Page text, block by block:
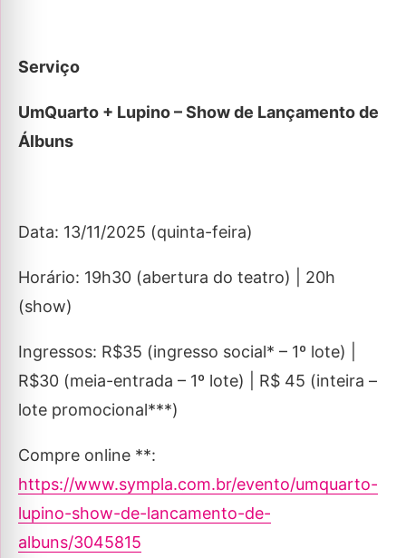
Serviço
UmQuarto + Lupino – Show de Lançamento de
Álbuns
Data: 13/11/2025 (quinta-feira)
Horário: 19h30 (abertura do teatro) | 20h
(show)
Ingressos: R$35 (ingresso social* – 1º lote) |
R$30 (meia-entrada – 1º lote) | R$ 45 (inteira –
lote promocional***)
Compre online **:
https://www.sympla.com.br/evento/umquarto-
lupino-show-de-lancamento-de-
albuns/3045815